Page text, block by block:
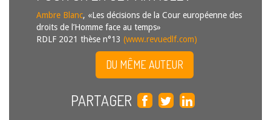
Ambre Blanc, «Les décisions de la Cour européenne des
droits de l’Homme face au temps»
RDLF 2021 thèse n°13 (www.revuedlf.com)
DU MÊME AUTEUR
PARTAGER